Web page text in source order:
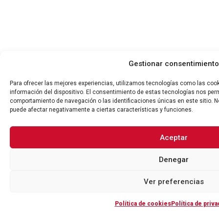
Gestionar consentimiento
Para ofrecer las mejores experiencias, utilizamos tecnologías como las
información del dispositivo. El consentimiento de estas tecnologías nos
comportamiento de navegación o las identificaciones únicas en este sitio.
puede afectar negativamente a ciertas características y funciones.
Aceptar
Denegar
Ver preferencias
Política de cookiesPolítica de